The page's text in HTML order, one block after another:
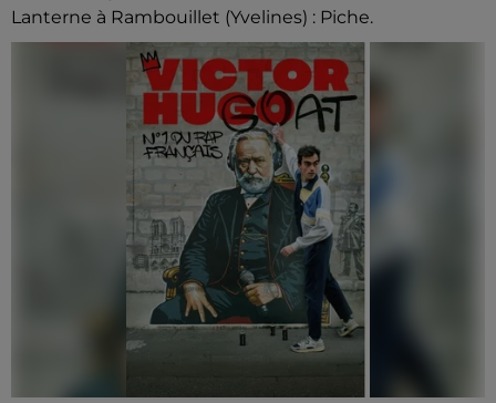
Lanterne à Rambouillet (Yvelines) : Piche.